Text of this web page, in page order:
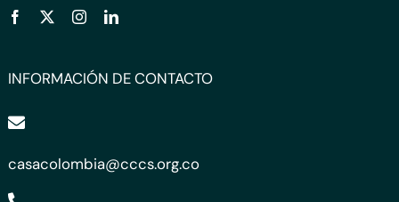
INFORMACIÓN DE CONTACTO
casacolombia@cccs.org.co